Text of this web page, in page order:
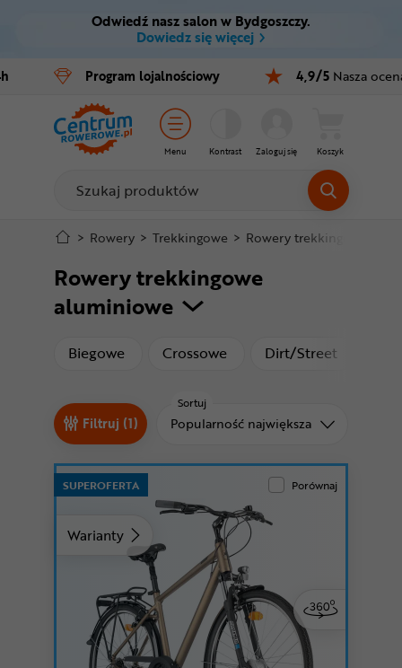
Ctrl M
Menu główne
Filtry
Produkty
Stopka
Mapa strony
Odwiedź nasz salon w Bydgoszczy.
Dowiedz się więcej
Program lojalnościowy 4,9/5 Nasza
Menu Kontrast Zaloguj się Koszyk
Rowery
E-bike
Części
Akcesoria
Odzież
Kaski
Buty
Warsztat
Odżywki
Nowości
Superoferta
> Rowery > Trekkingowe > Rowery trekkingowe
Rowery trekkingowe
aluminiowe
Biegowe produktyCrossowe produktyDirt/Street
Filtruj (1)
Sortuj
Sortuj od
Popularność największa
Warianty
SUPEROFERTA Porównaj